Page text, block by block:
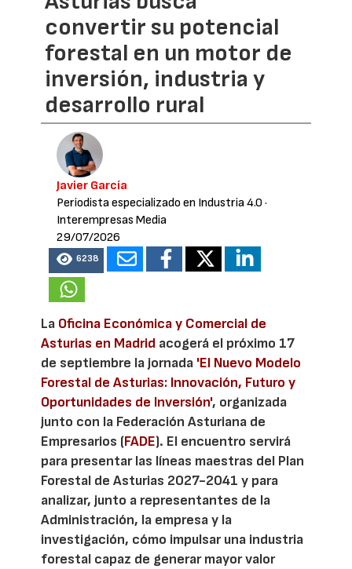
convertir su potencial
forestal en un motor de
inversión, industria y
desarrollo rural
Javier García
Periodista especializado en Industria 4.0 ·
Interempresas Media
29/07/2026
6238
La Oficina Económica y Comercial de
Asturias en Madrid acogerá el próximo 17
de septiembre la jornada 'El Nuevo Modelo
Forestal de Asturias: Innovación, Futuro y
Oportunidades de Inversión', organizada
junto con la Federación Asturiana de
Empresarios (FADE). El encuentro servirá
para presentar las líneas maestras del Plan
Forestal de Asturias 2027-2041 y para
analizar, junto a representantes de la
Administración, la empresa y la
investigación, cómo impulsar una industria
forestal capaz de generar mayor valor